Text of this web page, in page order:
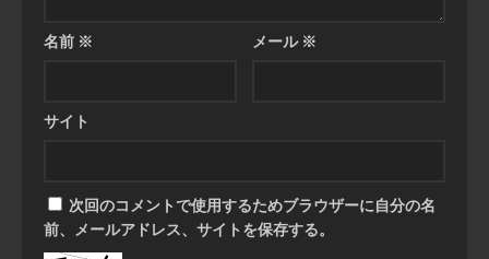
名前 ※ メール※
サイト
次回のコメントで使用するためブラウザーに自分の名
前、メールアドレス、サイトを保存する。